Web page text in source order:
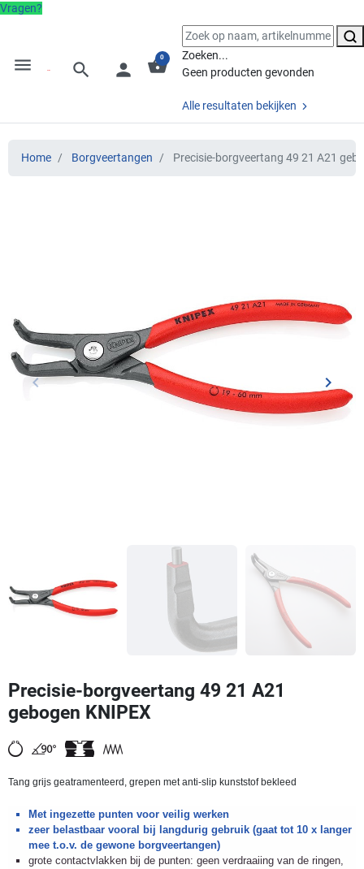
Vragen?
menu search person shopping_basket
0
Zoeken...
Geen producten gevonden
Alle resultaten bekijken
Home Borgveertangen Precisie-borgveertang 49 21 A21
Vorige
keyboard_arrow_left keyboard_arrow_right
Precisie-borgveertang 49 21 A21
gebogen KNIPEX
Tang grijs geatramenteerd, grepen met anti-slip kunststof bekleed
Met ingezette punten voor veilig werken
zeer belastbaar vooral bij langdurig gebruik (gaat tot 10 x langer
mee t.o.v. de gewone borgveertangen)
grote contactvlakken bij de punten: geen verdraaiing van de ringen,